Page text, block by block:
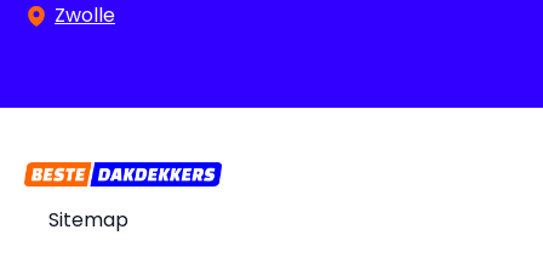
Zwolle
Sitemap